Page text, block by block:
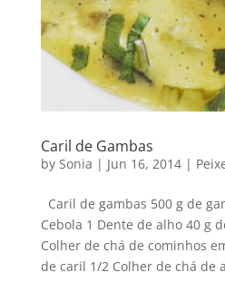
Caril de Gambas
by Sonia | Jun 16, 2014|
Caril de gambas 500 g de
Cebola 1 Dente de alho 40 g
Colher de chá de cominhos
de caril 1/2 Colher de chá de